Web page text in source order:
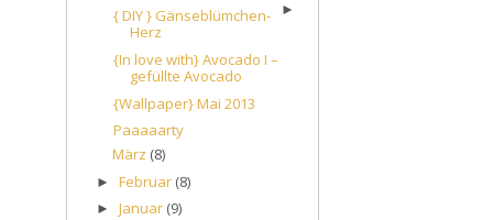
{ DIY } Gänseblümchen-
Herz
{In love with} Avocado I –
gefüllte Avocado
{Wallpaper} Mai 2013
Paaaaarty
►
März (8)
► Februar (8)
► Januar (9)